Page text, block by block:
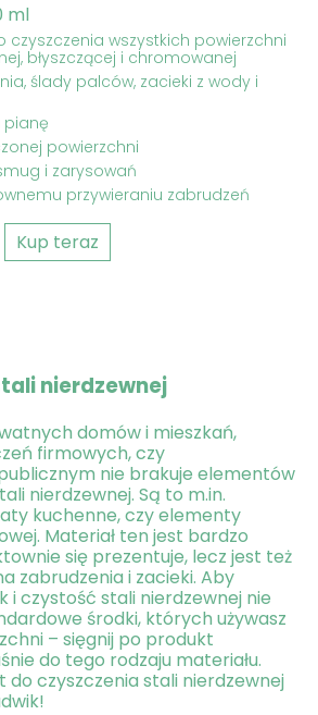
ml
czyszczenia wszystkich powierzchni
błyszczącej i chromowanej
ślady palców, zacieki z wody i
pianę
powierzchni
i zarysowań
przywieraniu zabrudzeń
Kup teraz
nierdzewnej
domów i mieszkań,
firmowych, czy
nie brakuje elementów
nierdzewnej. Są to m.in.
kuchenne, czy elementy
Materiał ten jest bardzo
się prezentuje, lecz jest też
zabrudzenia i zacieki. Aby
i czystość stali nierdzewnej nie
środki, których używasz
– sięgnij po produkt
do tego rodzaju materiału.
czyszczenia stali nierdzewnej